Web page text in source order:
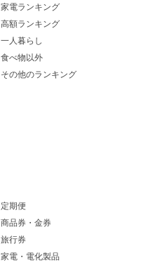
家電ランキング
高額ランキング
一人暮らし
食べ物以外
その他のランキング
定期便
商品券・金券
旅行券
家電・電化製品